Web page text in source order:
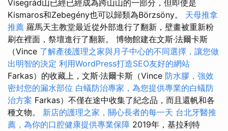
Visegrád山已經已經成為跨山山的一部分，但即使是
Kismaros和Zebegény也可以歸類為Börzsöny。 天母推拿
推薦 羅馬天主教堂最近從外部進行了翻新，壁畫被重新粉
刷在裡面，祭壇進行了翻新。 博物館建在文斯·法爾卡斯
（Vince 了解產後護理之家與月子中心的不同選擇，讓您做
出明智的決定 利用WordPress打造SEO友好的網站
Farkas）的收藏上，文斯·法爾卡斯（Vince 防水膠，強效
密封您的漏水部位 白蟻防治專家，為您提供專業的白蟻防
治方案 Farkas）不僅在途中收集了紀念品，而且還帆和各
種文物。 新店的護理之家，關心長者的每一天 台北牙醫推
薦，為你的口腔健康提供專業保障 2019年，基拉利特